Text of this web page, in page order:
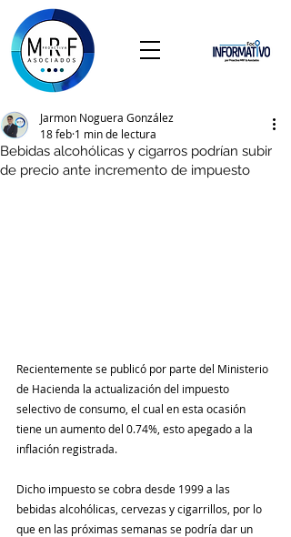
Bebidas alcohólicas y cigarros podrían subir
de precio ante incremento de impuesto
Jarmon Noguera González
18 feb 1 min de lectura
Recientemente se publicó por parte del Ministerio
de Hacienda la actualización del impuesto
selectivo de consumo, el cual en esta ocasión
tiene un aumento del 0.74%, esto apegado a la
inflación registrada.
Dicho impuesto se cobra desde 1999 a las
bebidas alcohólicas, cervezas y cigarrillos, por lo
que en las próximas semanas se podría dar un